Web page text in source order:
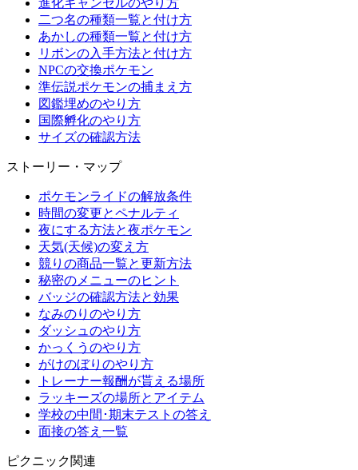
進化キャンセルのやり方
二つ名の種類一覧と付け方
あかしの種類一覧と付け方
リボンの入手方法と付け方
NPCの交換ポケモン
準伝説ポケモンの捕まえ方
図鑑埋めのやり方
国際孵化のやり方
サイズの確認方法
ストーリー・マップ
ポケモンライドの解放条件
時間の変更とペナルティ
夜にする方法と夜ポケモン
天気(天候)の変え方
競りの商品一覧と更新方法
秘密のメニューのヒント
バッジの確認方法と効果
なみのりのやり方
ダッシュのやり方
かっくうのやり方
がけのぼりのやり方
トレーナー報酬が貰える場所
ラッキーズの場所とアイテム
学校の中間･期末テストの答え
面接の答え一覧
ピクニック関連